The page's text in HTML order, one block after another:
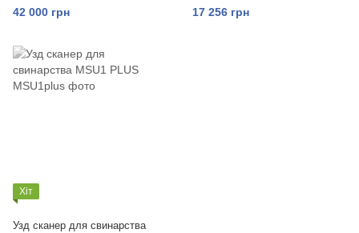
42 000 грн 17 256 грн
Хіт
Узд сканер для свинарства